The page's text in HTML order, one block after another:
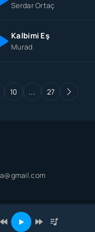
Serdar Ortaç
Kalbimi Eş
Murad
10 ... 27